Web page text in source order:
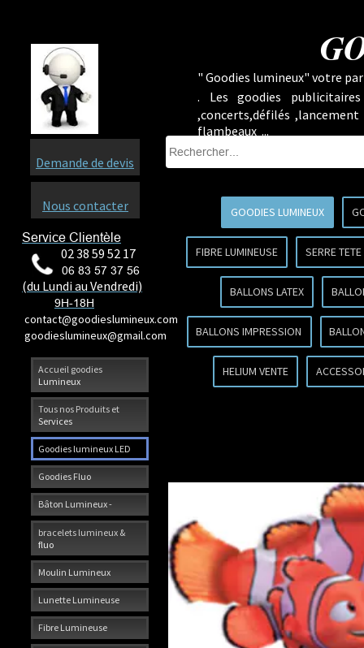
Accueil goodies
Lumineux
Tous nos Produits et
Services
Goodies lumineux LED
Goodies Fluo
Bâton Lumineux -
bracelets lumineux &
fluo
Moulin Lumineux
Lunette Lumineuse
Fibre Lumineuse
Service Clientèle
02 38 59 52 17
06 83 57 37 56
(du Lundi au Vendredi)
9H-18H
contact@goodieslumineux.com
goodieslumineux@gmail.com
Demande de devis
Nous contacter
" Goodies lumineux" votre
. Les goodies
,concerts,défilés
flambeaux ...
GOODIES LUMINEUX
FIBRE LUMINEUSE SERRE TETE
BALLONS LATEX
BALLONS IMPRESSION
HELIUM VENTE